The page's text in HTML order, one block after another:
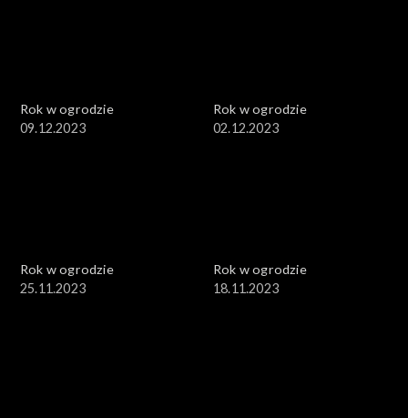
Rok w ogrodzie
09.12.2023
Rok w ogrodzie
02.12.2023
Rok w ogrodzie
25.11.2023
Rok w ogrodzie
18.11.2023